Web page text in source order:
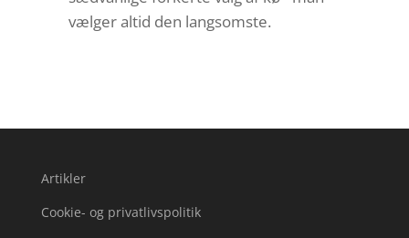
vælger altid den langsomste.
Artikler
Cookie- og privatlivspolitik